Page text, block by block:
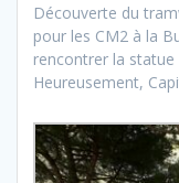
Découverte du
pour les CM2 à la
rencontrer la statue
Heureusement,